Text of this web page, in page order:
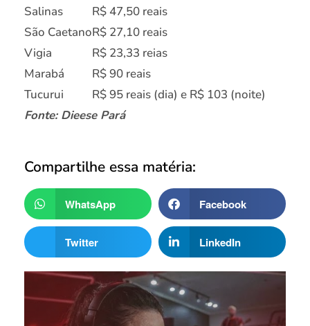
Salinas
R$ 47,50 reais
São CaetanoR$ 27,10 reais
Vigia
R$ 23,33 reias
Marabá
R$ 90 reais
Tucurui
R$ 95 reais (dia) e R$ 103 (noite)
Fonte: Dieese Pará
Compartilhe essa matéria:
WhatsApp Facebook
Twitter LinkedIn